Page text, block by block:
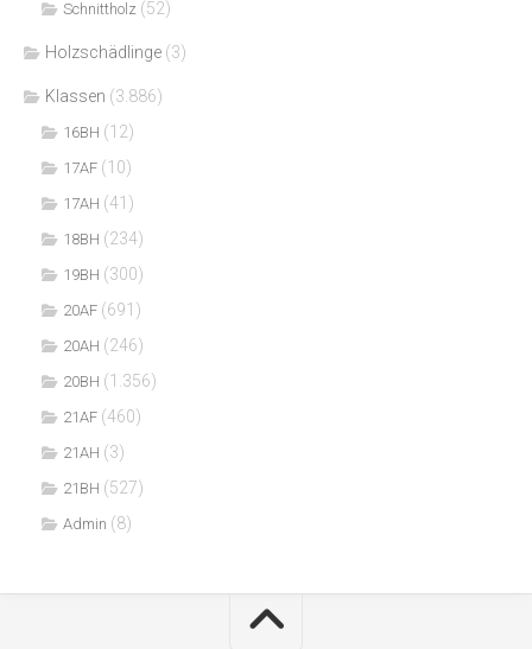
Schnittholz (52)
Holzschädlinge (3)
Klassen (3.886)
16BH (12)
17AF (10)
17AH (41)
18BH (234)
19BH (300)
20AF (691)
20AH (246)
20BH (1.356)
21AF (460)
21AH (3)
21BH (527)
Admin (8)